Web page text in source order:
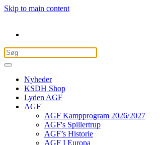
Skip to main content
Nyheder
KSDH Shop
Lyden AGF
AGF
AGF Kampprogram 2026/2027
AGF's Spillertrup
AGF’s Historie
AGF I Europa